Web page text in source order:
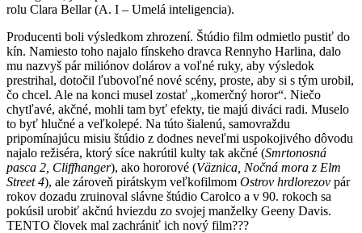
rolu Clara Bellar (A. I – Umelá inteligencia).
Producenti boli výsledkom zhrození. Štúdio film odmietlo pustiť do
kín. Namiesto toho najalo fínskeho dravca Rennyho Harlina, dalo
mu nazvyš pár miliónov dolárov a voľné ruky, aby výsledok
prestrihal, dotočil ľubovoľné nové scény, proste, aby si s tým urobil,
čo chcel. Ale na konci musel zostať „komerčný horor“. Niečo
chytľavé, akčné, mohli tam byť efekty, tie majú diváci radi. Muselo
to byť hlučné a veľkolepé. Na túto šialenú, samovraždu
pripomínajúcu misiu štúdio z dodnes neveľmi uspokojivého dôvodu
najalo režiséra, ktorý síce nakrútil kulty tak akčné (Smrtonosná
pasca 2, Cliffhanger), ako hororové (Väznica, Nočná mora z Elm
Street 4), ale zároveň pirátskym veľkofilmom Ostrov hrdlorezov pár
rokov dozadu zruinoval slávne štúdio Carolco a v 90. rokoch sa
pokúsil urobiť akčnú hviezdu zo svojej manželky Geeny Davis.
TENTO človek mal zachrániť ich nový film???